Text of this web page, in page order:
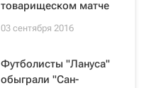
товарищеском матче
03 сентября 2016
Футболисты "Лануса"
обыграли "Сан-